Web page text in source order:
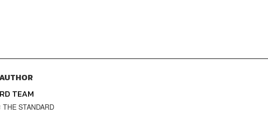
TEAM
STANDARD